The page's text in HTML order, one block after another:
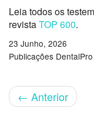
Leia todos os
revistaTOP 600.
23 Junho, 2026
Publicações DentalPro
← Anterior